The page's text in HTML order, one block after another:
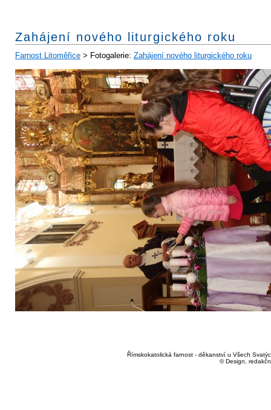
Zahájení nového liturgického roku
Farnost Litoměřice > Fotogalerie: Zahájení nového liturgického roku
Římskokatolická farnost - děkanství u Všech
© Design,